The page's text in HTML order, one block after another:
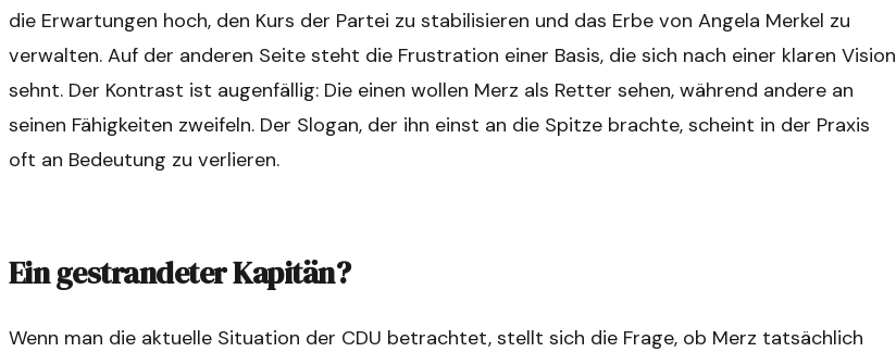
die Erwartungen hoch, den Kurs der Partei zu stabilisieren und das Erbe von Angela Merkel zu
verwalten. Auf der anderen Seite steht die Frustration einer Basis, die sich nach einer klaren Vision
sehnt. Der Kontrast ist augenfällig: Die einen wollen Merz als Retter sehen, während andere an
seinen Fähigkeiten zweifeln. Der Slogan, der ihn einst an die Spitze brachte, scheint in der Praxis
oft an Bedeutung zu verlieren.
Ein gestrandeter Kapitän?
Wenn man die aktuelle Situation der CDU betrachtet, stellt sich die Frage, ob Merz tatsächlich